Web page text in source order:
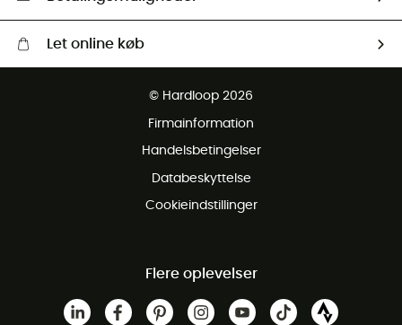
Let online køb
Gratis retur inden for 100 dage
© Hardloop 2026
Firmainformation
Handelsbetingelser
Databeskyttelse
Cookieindstillinger
Flere oplevelser